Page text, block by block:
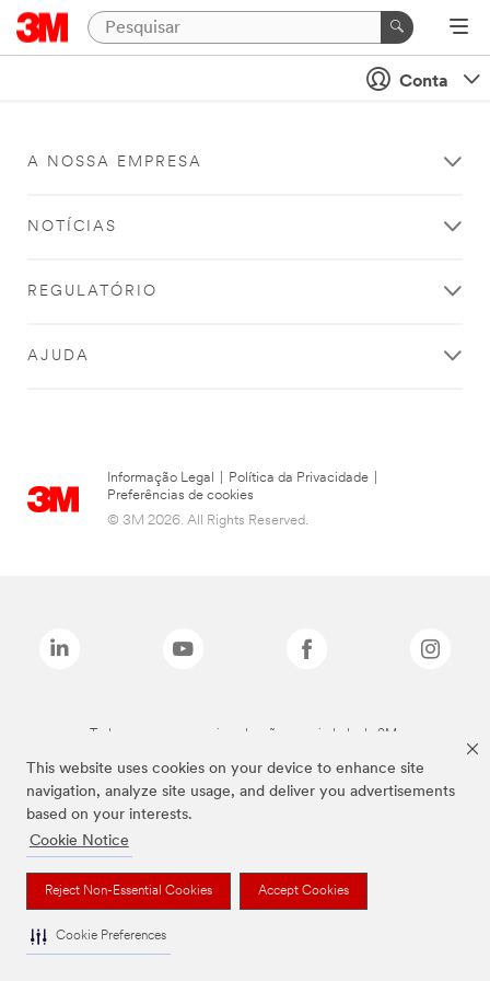
This website uses cookies on your device to enhance site
navigation, analyze site usage, and deliver you advertisements
based on your interests.
Cookie Notice
Reject Non-Essential Cookies Accept Cookies
Cookie Preferences
Conta
A NOSSA EMPRESA
NOTÍCIAS
REGULATÓRIO
AJUDA
Informação Legal Política da Privacidade
Preferências de cookies
© 3M 2026. All Rights Reserved.
Todas as marcas mencionadas são propriedade da 3M.